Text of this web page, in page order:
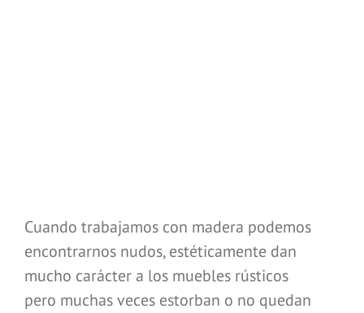
Cuando trabajamos con madera podemos
encontrarnos nudos, estéticamente dan
mucho carácter a los muebles rústicos
pero muchas veces estorban o no quedan